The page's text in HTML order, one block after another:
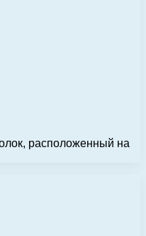
расположенный на